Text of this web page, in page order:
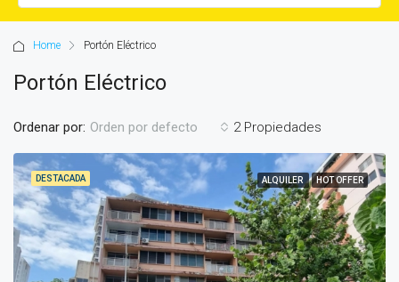
Home Portón Eléctrico
Portón Eléctrico
2 Propiedades
Ordenar por: Orden por defecto
DESTACADA ALQUILER HOT OFFER